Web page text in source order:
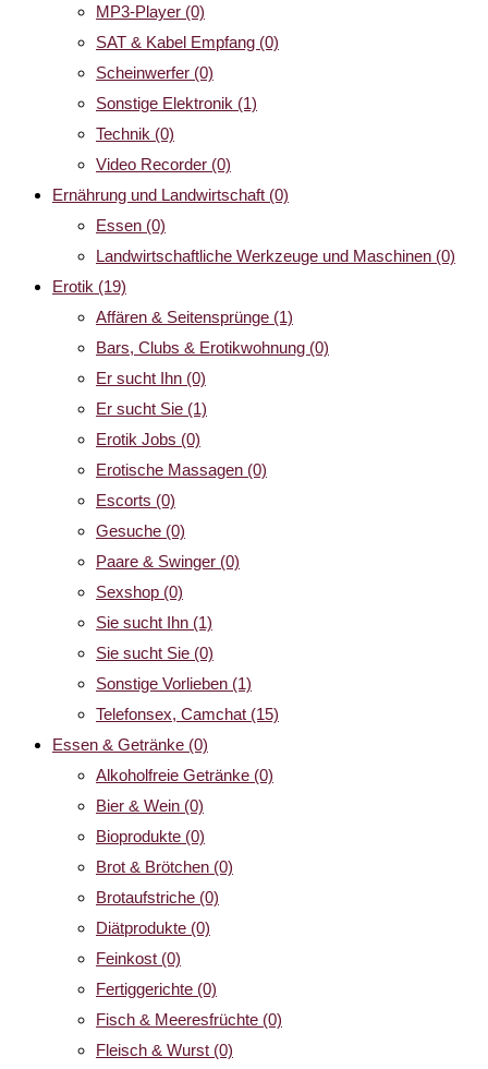
MP3-Player (0)
SAT & Kabel Empfang (0)
Scheinwerfer (0)
Sonstige Elektronik (1)
Technik (0)
Video Recorder (0)
Ernährung und Landwirtschaft (0)
Essen (0)
Landwirtschaftliche Werkzeuge und Maschinen (0)
Erotik (19)
Affären & Seitensprünge (1)
Bars, Clubs & Erotikwohnung (0)
Er sucht Ihn (0)
Er sucht Sie (1)
Erotik Jobs (0)
Erotische Massagen (0)
Escorts (0)
Gesuche (0)
Paare & Swinger (0)
Sexshop (0)
Sie sucht Ihn (1)
Sie sucht Sie (0)
Sonstige Vorlieben (1)
Telefonsex, Camchat (15)
Essen & Getränke (0)
Alkoholfreie Getränke (0)
Bier & Wein (0)
Bioprodukte (0)
Brot & Brötchen (0)
Brotaufstriche (0)
Diätprodukte (0)
Feinkost (0)
Fertiggerichte (0)
Fisch & Meeresfrüchte (0)
Fleisch & Wurst (0)